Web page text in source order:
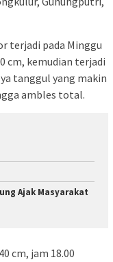
terjadi pada Minggu
cm, kemudian terjadi
tanggul yang makin
ambles total.
Ajak Masyarakat
cm, jam 18.00